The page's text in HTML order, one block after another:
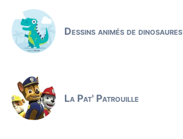
Dessins animés de dinosaures
La Pat' Patrouille